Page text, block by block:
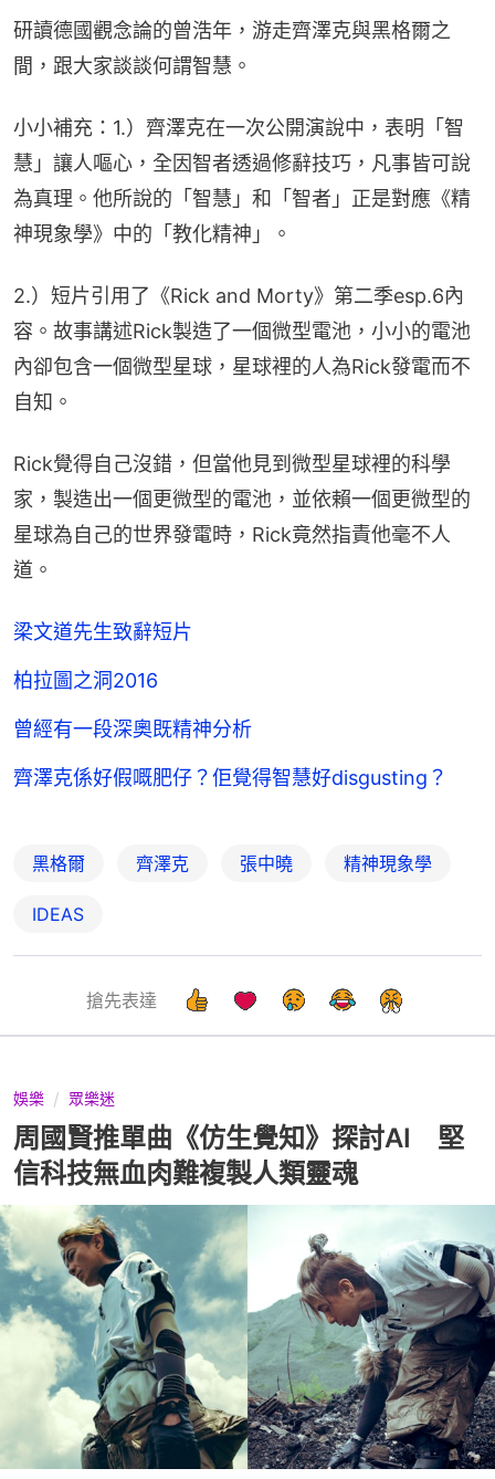
研讀德國觀念論的曾浩年，游走齊澤克與黑格爾之
間，跟大家談談何謂智慧。
小小補充：1.）齊澤克在一次公開演說中，表明「智
慧」讓人嘔心，全因智者透過修辭技巧，凡事皆可說
為真理。他所說的「智慧」和「智者」正是對應《精
神現象學》中的「教化精神」。
2.）短片引用了《Rick and Morty》第二季esp.6內
容。故事講述Rick製造了一個微型電池，小小的電池
內卻包含一個微型星球，星球裡的人為Rick發電而不
自知。
Rick覺得自己沒錯，但當他見到微型星球裡的科學
家，製造出一個更微型的電池，並依賴一個更微型的
星球為自己的世界發電時，Rick竟然指責他毫不人
道。
梁文道先生致辭短片
柏拉圖之洞2016
曾經有一段深奧既精神分析
齊澤克係好假嘅肥仔？佢覺得智慧好disgusting？
黑格爾 齊澤克 張中曉 精神現象學
IDEAS
搶先表達
娛樂 眾樂迷
周國賢推單曲《仿生覺知》探討AI 堅
信科技無血肉難複製人類靈魂